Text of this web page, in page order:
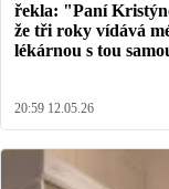
řekla: "Paní
že tři roky vídává
lékárnou s tou
20:59 12.05.26